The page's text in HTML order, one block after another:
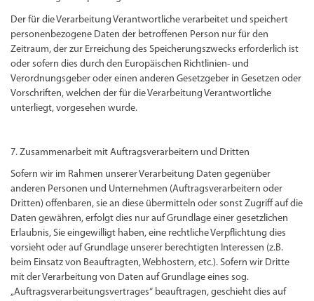
Der für die Verarbeitung Verantwortliche verarbeitet und speichert
personenbezogene Daten der betroffenen Person nur für den
Zeitraum, der zur Erreichung des Speicherungszwecks erforderlich ist
oder sofern dies durch den Europäischen Richtlinien- und
Verordnungsgeber oder einen anderen Gesetzgeber in Gesetzen oder
Vorschriften, welchen der für die Verarbeitung Verantwortliche
unterliegt, vorgesehen wurde.
7. Zusammenarbeit mit Auftragsverarbeitern und Dritten
Sofern wir im Rahmen unserer Verarbeitung Daten gegenüber
anderen Personen und Unternehmen (Auftragsverarbeitern oder
Dritten) offenbaren, sie an diese übermitteln oder sonst Zugriff auf die
Daten gewähren, erfolgt dies nur auf Grundlage einer gesetzlichen
Erlaubnis, Sie eingewilligt haben, eine rechtliche Verpflichtung dies
vorsieht oder auf Grundlage unserer berechtigten Interessen (z.B.
beim Einsatz von Beauftragten, Webhostern, etc.). Sofern wir Dritte
mit der Verarbeitung von Daten auf Grundlage eines sog.
„Auftragsverarbeitungsvertrages“ beauftragen, geschieht dies auf